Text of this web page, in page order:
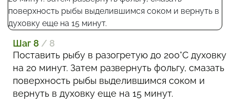
Шаг 8 / 8
Поставить рыбу в разогретую до 200°С духовку
на 20 минут. Затем развернуть фольгу, смазать
поверхность рыбы выделившимся соком и
вернуть в духовку еще на 15 минут.